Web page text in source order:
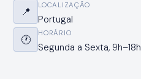
📍 LOCALIZAÇÃO
Portugal
🕐 HORÁRIO
Segunda a Sexta, 9h–18h